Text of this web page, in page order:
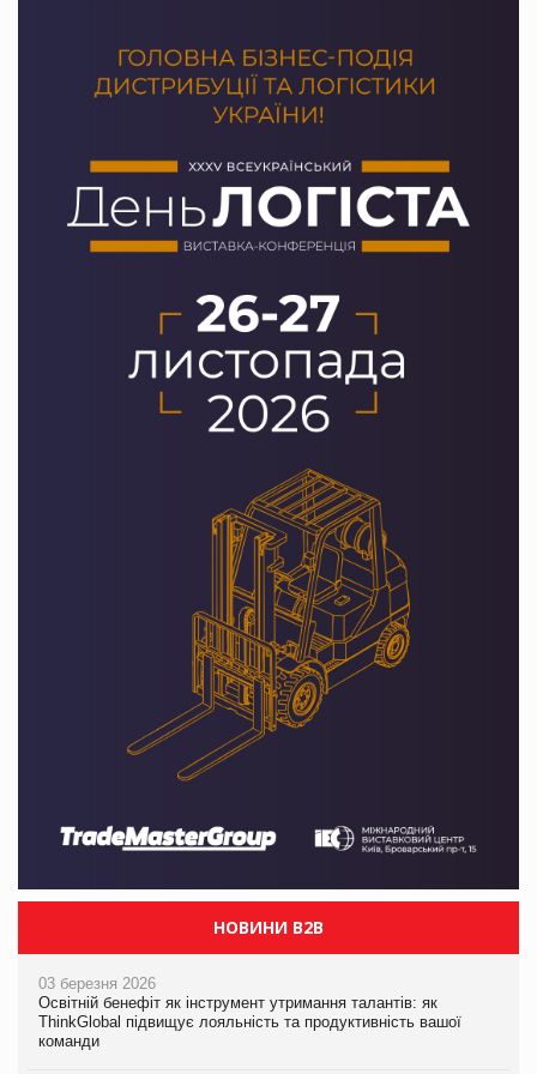
НОВИНИ B2B
03 березня 2026
Освітній бенефіт як інструмент утримання талантів: як
ThinkGlobal підвищує лояльність та продуктивність вашої
команди